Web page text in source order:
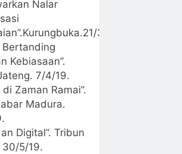
Nalar
3/19.
Bertanding
Kebiasaan”.
7/4/19.
di Zaman Ramai”.
Madura.
Digital”. Tribun
5/19.